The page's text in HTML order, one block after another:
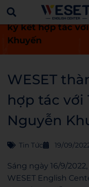
Trang chủ Tin
ký kết hợp tác
Khuyến
WESET
hợp tác với
Nguyễn
Tin Tức 19/09/
Sáng ngày 16/9/
WESET English